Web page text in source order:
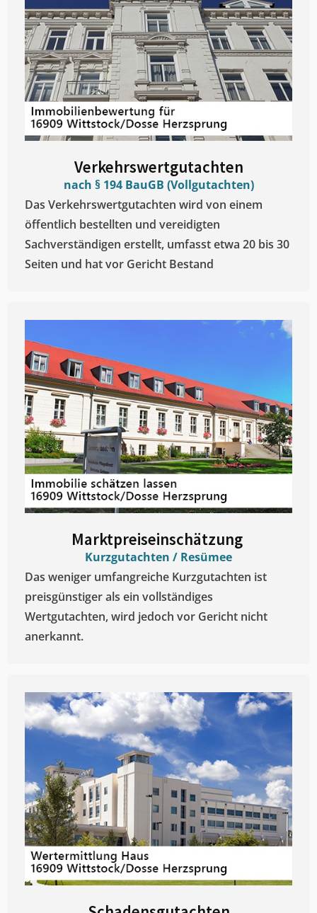
Verkehrswertgutachten
nach § 194 BauGB (Vollgutachten)
Das Verkehrswertgutachten wird von einem
öffentlich bestellten und vereidigten
Sachverständigen erstellt, umfasst etwa 20 bis 30
Seiten und hat vor Gericht Bestand
Marktpreiseinschätzung ​
Kurzgutachten / Resümee
Das weniger umfangreiche Kurzgutachten ist
preisgünstiger als ein vollständiges
Wertgutachten, wird jedoch vor Gericht nicht
anerkannt.